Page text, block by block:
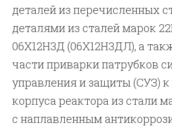
деталей из перечисленных
деталями из сталей марок
06Х12Н3Д (06Х12Н3ДЛ), а
части приварки патрубков
управления и защиты (СУЗ)
корпуса реактора из стали
с наплавленным